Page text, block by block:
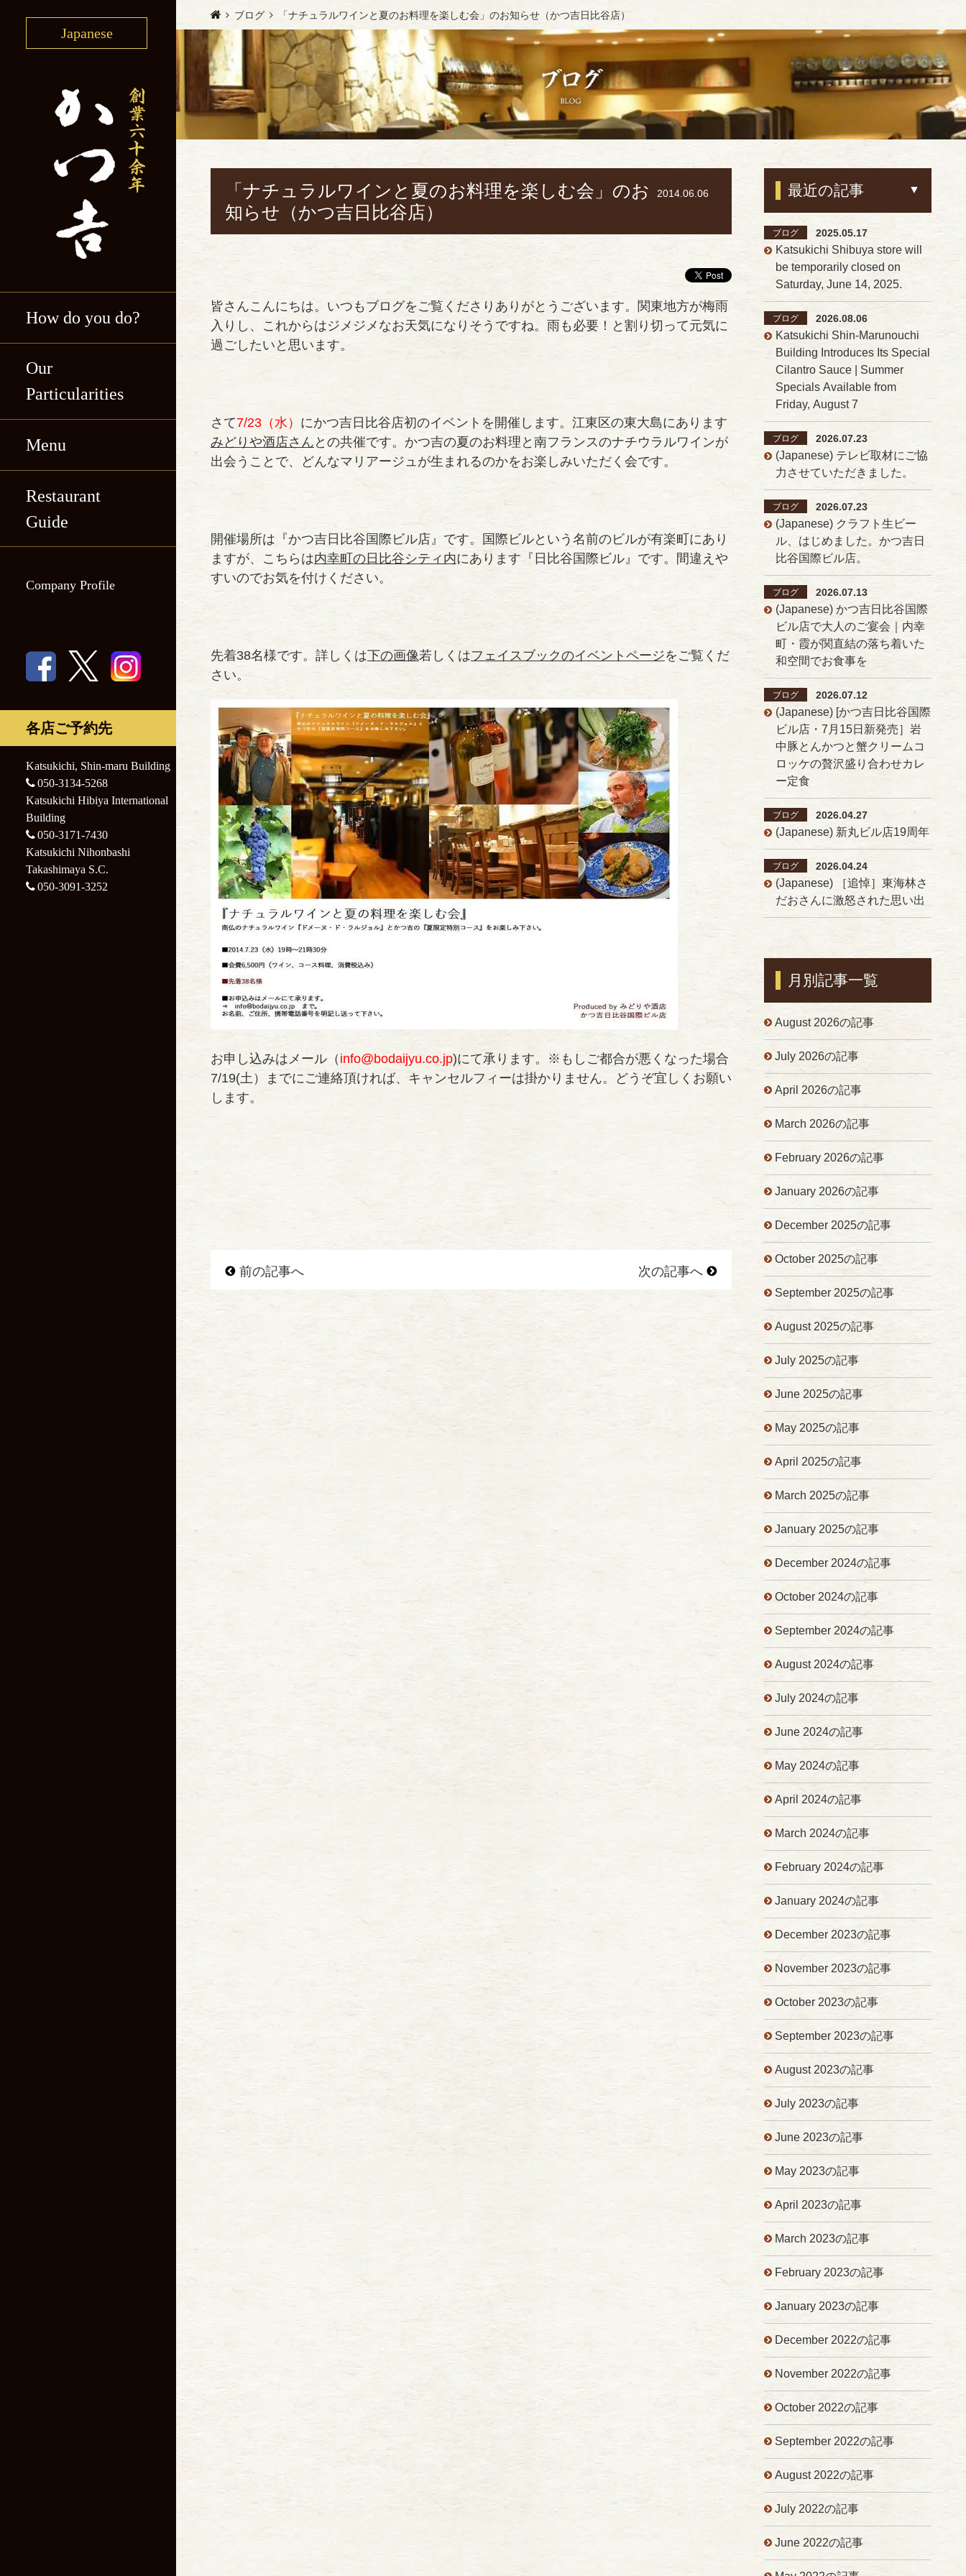
Japanese
How do you do?
Our
Particularities
Menu
Katsukichi, Shin-
maru Building
Katsukichi Hibiya
International
Nihonbashi
Takashimaya S.C.
Restaurant
Guide
Katsukichi, Shin-
maru Building
International
Katsukichi
Takashimaya S.C.
Company Profile
各店ご予約先
Katsukichi, Shin-maru Building
050-3134-5268
Katsukichi Hibiya International
Building
050-3171-7430
Katsukichi Nihonbashi
Takashimaya S.C.
050-3091-3252
ブログ 「ナチュラルワインと夏のお料理を楽しむ会」のお知らせ（かつ吉日比谷店）
「ナチュラルワインと夏のお料理を楽しむ会」のお
知らせ（かつ吉日比谷店）
2014.06.06
皆さんこんにちは。いつもブログをご覧くださりありがとうございます。関東地方が梅雨
入りし、これからはジメジメなお天気になりそうですね。雨も必要！と割り切って元気に
過ごしたいと思います。
さて7/23（水） にかつ吉日比谷店初のイベントを開催します。江東区の東大島にあります
みどりや酒店さん との共催です。かつ吉の夏のお料理と南フランスのナチウラルワインが
出会うことで、どんなマリアージュが生まれるのかをお楽しみいただく会です。
開催場所は『かつ吉日比谷国際ビル店』です。国際ビルという名前のビルが有楽町にあり
ますが、こちらは内幸町の日比谷シティ内にあります『日比谷国際ビル』です。間違えや
すいのでお気を付けください。
先着38名様です。詳しくは下の画像若しくはフェイスブックのイベントページをご覧くだ
さい。
お申し込みはメール（ info@bodaijyu.co.jp)にて承ります。※もしご都合が悪くなった場合
7/19(土）までにご連絡頂ければ、キャンセルフィーは掛かりません。どうぞ宜しくお願い
します。
前の記事へ 次の記事へ
最近の記事
ブログ 2025.05.17
Katsukichi Shibuya store will
be temporarily closed on
Saturday, June 14, 2025.
ブログ 2026.08.06
Katsukichi Shin-Marunouchi
Building Introduces Its Special
Cilantro Sauce | Summer
Specials Available from
Friday, August 7
ブログ 2026.07.23
(Japanese) テレビ取材にご協
力させていただきました。
ブログ 2026.07.23
(Japanese) クラフト生ビー
ル、はじめました。かつ吉日
比谷国際ビル店。
ブログ 2026.07.13
(Japanese) かつ吉日比谷国際
ビル店で大人のご宴会｜内幸
町・霞が関直結の落ち着いた
和空間でお食事を
ブログ 2026.07.12
(Japanese) [かつ吉日比谷国際
ビル店・7月15日新発売］岩
中豚とんかつと蟹クリームコ
ロッケの贅沢盛り合わせカレ
ー定食
ブログ 2026.04.27
(Japanese) 新丸ビル店19周年
ブログ 2026.04.24
(Japanese) ［追悼］東海林さ
だおさんに激怒された思い出
月別記事一覧
August 2026の記事
July 2026の記事
April 2026の記事
March 2026の記事
February 2026の記事
January 2026の記事
December 2025の記事
October 2025の記事
September 2025の記事
August 2025の記事
July 2025の記事
June 2025の記事
May 2025の記事
April 2025の記事
March 2025の記事
January 2025の記事
December 2024の記事
October 2024の記事
September 2024の記事
August 2024の記事
July 2024の記事
June 2024の記事
May 2024の記事
April 2024の記事
March 2024の記事
February 2024の記事
January 2024の記事
December 2023の記事
November 2023の記事
October 2023の記事
September 2023の記事
August 2023の記事
July 2023の記事
June 2023の記事
May 2023の記事
April 2023の記事
March 2023の記事
February 2023の記事
January 2023の記事
December 2022の記事
November 2022の記事
October 2022の記事
September 2022の記事
August 2022の記事
July 2022の記事
June 2022の記事